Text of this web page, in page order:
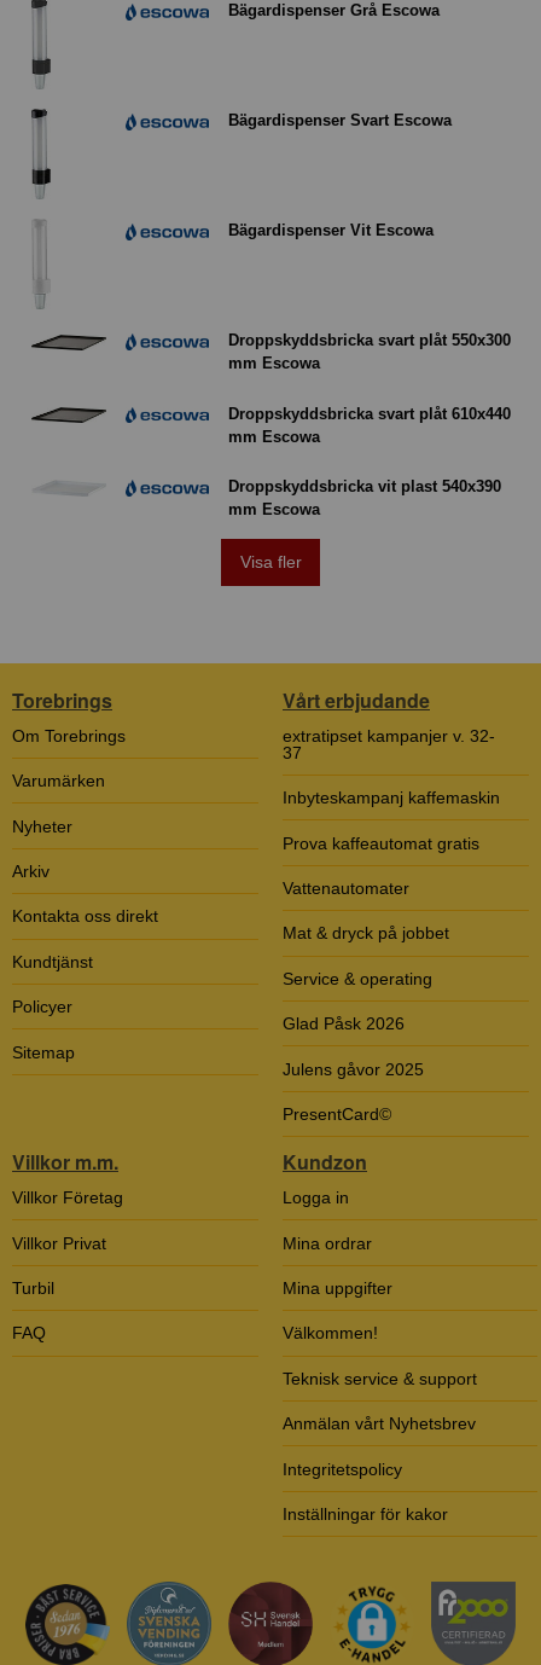
Bägardispenser Grå Escowa
Bägardispenser Svart Escowa
Bägardispenser Vit Escowa
Droppskyddsbricka svart plåt 550x300
mm Escowa
Droppskyddsbricka svart plåt 610x440
mm Escowa
Droppskyddsbricka vit plast 540x390
mm Escowa
Visa fler
Torebrings
Om Torebrings
Varumärken
Nyheter
Arkiv
Kontakta oss direkt
Kundtjänst
Policyer
Sitemap
Vårt erbjudande
extratipset kampanjer v. 32-
37
Inbyteskampanj kaffemaskin
Prova kaffeautomat gratis
Vattenautomater
Mat & dryck på jobbet
Service & operating
Glad Påsk 2026
Julens gåvor 2025
PresentCard©
Villkor m.m.
Villkor Företag
Villkor Privat
Turbil
FAQ
Kundzon
Logga in
Mina ordrar
Mina uppgifter
Välkommen!
Teknisk service & support
Anmälan vårt Nyhetsbrev
Integritetspolicy
Inställningar för kakor